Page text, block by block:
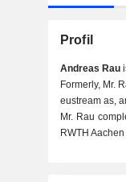
Profil
Andreas Rau
Formerly, Mr.
eustream as,
Mr. Rau
RWTH